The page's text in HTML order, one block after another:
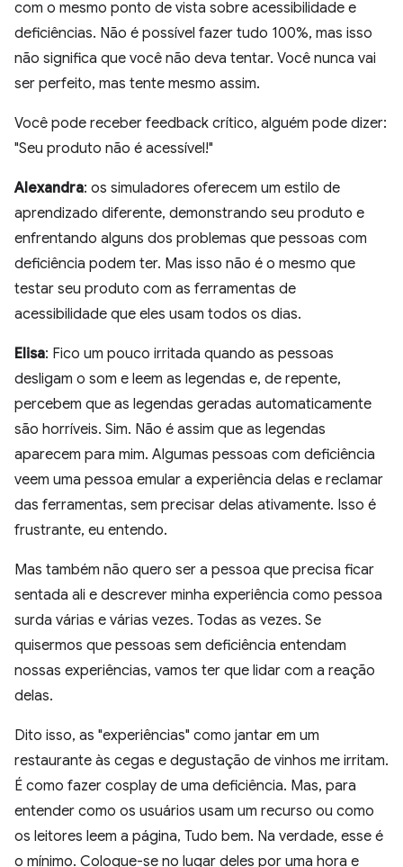
com o mesmo ponto de vista sobre acessibilidade e
deficiências. Não é possível fazer tudo 100%, mas isso
não significa que você não deva tentar. Você nunca vai
ser perfeito, mas tente mesmo assim.
Você pode receber feedback crítico, alguém pode dizer:
"Seu produto não é acessível!"
Alexandra: os simuladores oferecem um estilo de
aprendizado diferente, demonstrando seu produto e
enfrentando alguns dos problemas que pessoas com
deficiência podem ter. Mas isso não é o mesmo que
testar seu produto com as ferramentas de
acessibilidade que eles usam todos os dias.
Elisa: Fico um pouco irritada quando as pessoas
desligam o som e leem as legendas e, de repente,
percebem que as legendas geradas automaticamente
são horríveis. Sim. Não é assim que as legendas
aparecem para mim. Algumas pessoas com deficiência
veem uma pessoa emular a experiência delas e reclamar
das ferramentas, sem precisar delas ativamente. Isso é
frustrante, eu entendo.
Mas também não quero ser a pessoa que precisa ficar
sentada ali e descrever minha experiência como pessoa
surda várias e várias vezes. Todas as vezes. Se
quisermos que pessoas sem deficiência entendam
nossas experiências, vamos ter que lidar com a reação
delas.
Dito isso, as "experiências" como jantar em um
restaurante às cegas e degustação de vinhos me irritam.
É como fazer cosplay de uma deficiência. Mas, para
entender como os usuários usam um recurso ou como
os leitores leem a página, Tudo bem. Na verdade, esse é
o mínimo. Coloque-se no lugar deles por uma hora e